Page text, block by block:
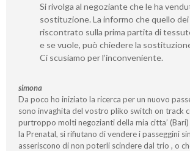
Si rivolga al negoziante che le ha
sostituzione. La informo che quello dei
riscontrato sulla prima partita di
e se vuole, può chiedere la
Ci scusiamo per l’inconveniente.
simona
Da poco ho iniziato la ricerca per un nuovo
sono invaghita del vostro pliko switch on track
purtroppo molti negozianti della mia citta’
la Prenatal, si rifiutano di vendere i passeggini
asseriscono di non poterli scindere dal trio , o